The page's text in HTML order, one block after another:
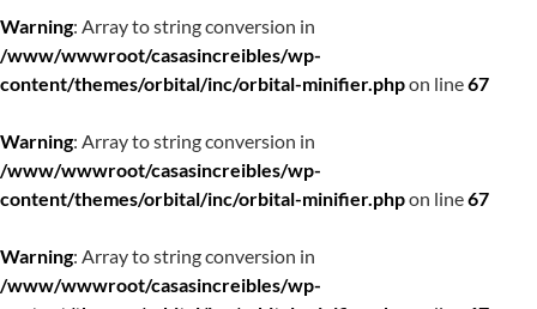
Warning: Array to string conversion in
/www/wwwroot/casasincreibles/wp-
content/themes/orbital/inc/orbital-minifier.phpon line67
Warning: Array to string conversion in
/www/wwwroot/casasincreibles/wp-
content/themes/orbital/inc/orbital-minifier.phpon line67
Warning: Array to string conversion in
/www/wwwroot/casasincreibles/wp-